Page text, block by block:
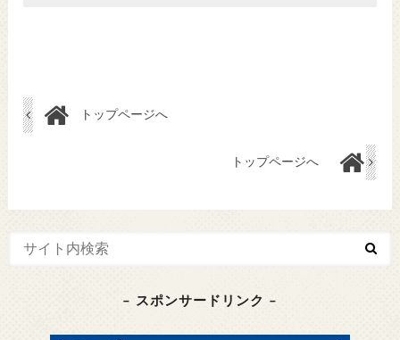
トップページへ
トップページへ
– スポンサードリンク –